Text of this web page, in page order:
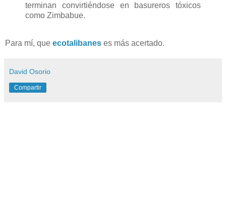
terminan convirtiéndose en basureros tóxicos
como Zimbabue.
Para mí, que ecotalibanes es más acertado.
David Osorio
Compartir